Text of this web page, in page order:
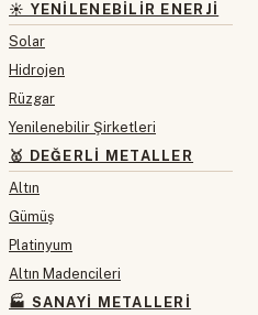
☀️ YENILENEBILIR ENERJI
Solar
Hidrojen
Rüzgar
Yenilenebilir Şirketleri
🥇 DEĞERLI METALLER
Altın
Gümüş
Platinyum
Altın Madencileri
🏭 SANAYI METALLERI